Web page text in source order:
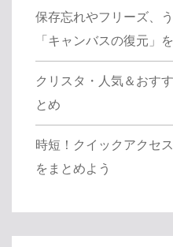
保存忘れやフリーズ、
「キャンバスの復元」
クリスタ・人気＆おす
とめ
時短！クイックアクセ
をまとめよう